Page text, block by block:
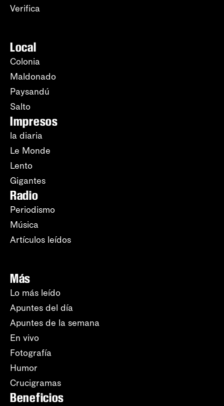
Verifica
Local
Colonia
Maldonado
Paysandú
Salto
Impresos
la diaria
Le Monde
Lento
Gigantes
Radio
Periodismo
Música
Artículos leídos
Más
Lo más leído
Apuntes del día
Apuntes de la semana
En vivo
Fotografía
Humor
Crucigramas
Beneficios